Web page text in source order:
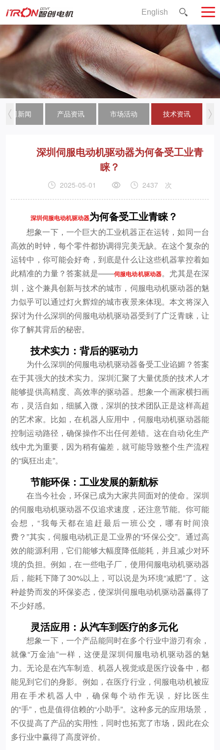
English
公司新闻 产品资讯 市场活动 技术资讯
深圳伺服电动机驱动器为何备受工业青
睐？
2025-05-01 2437 次
深圳伺服电动机驱动器为何备受工业青睐？
想象一下，一个巨大的工业机器正在运转，如同一台
高效的时钟，每个零件都协调得完美无缺。在这个复杂的
运转中，你可能会好奇，到底是什么让这些机器掌控着如
此精准的力量？答案就是——伺服电动机驱动器。尤其是在深
圳，这个兼具创新与技术的城市，伺服电动机驱动器的魅
力似乎可以通过灯火辉煌的城市夜景来体现。本文将深入
探讨为什么深圳的伺服电动机驱动器受到了广泛青睐，让
你了解其背后的秘密。
技术实力：背后的驱动力
为什么深圳的伺服电动机驱动器备受工业谄媚？答案
在于其强大的技术实力。深圳汇聚了大量优质的技术人才
能够提供高精度、高效率的驱动器。想象一个画家横扫画
布，灵活自如，细腻入微，深圳的技术团队正是这样高超
的艺术家。比如，在机器人应用中，伺服电动机驱动器能
控制运动路径，确保操作不出任何差错。这在自动化生产
线中尤为重要，因为稍有偏差，就可能导致整个生产流程
的“疯狂出走”。
节能环保：工业发展的新航标
在当今社会，环保已成为大家共同面对的使命。深圳
的伺服电动机驱动器不仅追求速度，还注意节能。你可能
会想，“我每天都在追赶最后一班公交，哪有时间浪
费？”其实，伺服电动机正是工业界的“环保公交”。通过高
效的能源利用，它们能够大幅度降低能耗，并且减少对环
境的负担。例如，在一些电子厂，使用伺服电动机驱动器
后，能耗下降了30%以上，可以说是为环境“减肥”了。这
种趁势而发的环保姿态，使深圳伺服电动机驱动器赢得了
不少好感。
灵活应用：从汽车到医疗的多元化
想象一下，一个产品能同时在多个行业中游刃有余，
就像“万金油”一样，这便是深圳伺服电动机驱动器的魅
力。无论是在汽车制造、机器人视觉或是医疗设备中，都
能见到它们的身影。例如，在医疗行业，伺服电动机被应
用在手术机器人中，确保每个动作无误，好比医生
的“手”，也是值得信赖的“小助手”。这种多元的应用场景，
不仅提高了产品的实用性，同时也拓宽了市场，因此在众
多行业中赢得了高度评价。